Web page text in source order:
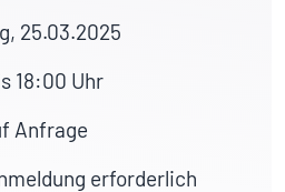
25.03.2025
18:00 Uhr
Anfrage
erforderlich